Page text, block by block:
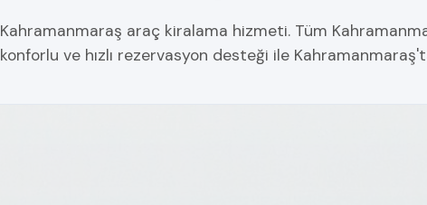
Kahramanmaraş araç kiralama hizmeti. Tüm
konforlu ve hızlı rezervasyon desteği ile